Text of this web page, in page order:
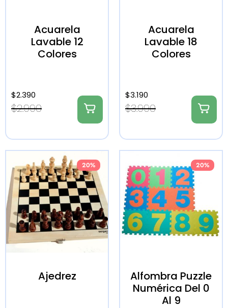
Acuarela
Lavable 12
Colores
$2.990
$2.390
Acuarela
Lavable 18
Colores
$3.990
$3.190
20%
Ajedrez
20%
Alfombra Puzzle
Numérica Del 0
Al 9